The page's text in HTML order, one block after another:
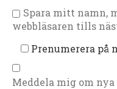
Spara mitt namn,
webbläsaren tills
Prenumerera på
Meddela mig om